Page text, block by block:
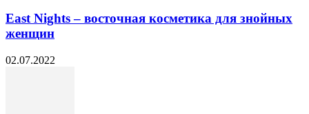
East Nights – восточная косметика для знойных
женщин
02.07.2022